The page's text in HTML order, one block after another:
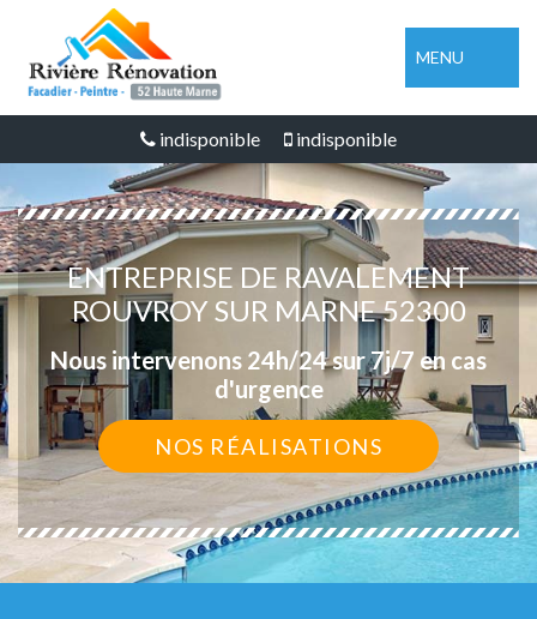
MENU
indisponible indisponible
ENTREPRISE DE RAVALEMENT
ROUVROY SUR MARNE 52300
Nous intervenons 24h/24 sur 7j/7 en cas
d'urgence
NOS RÉALISATIONS